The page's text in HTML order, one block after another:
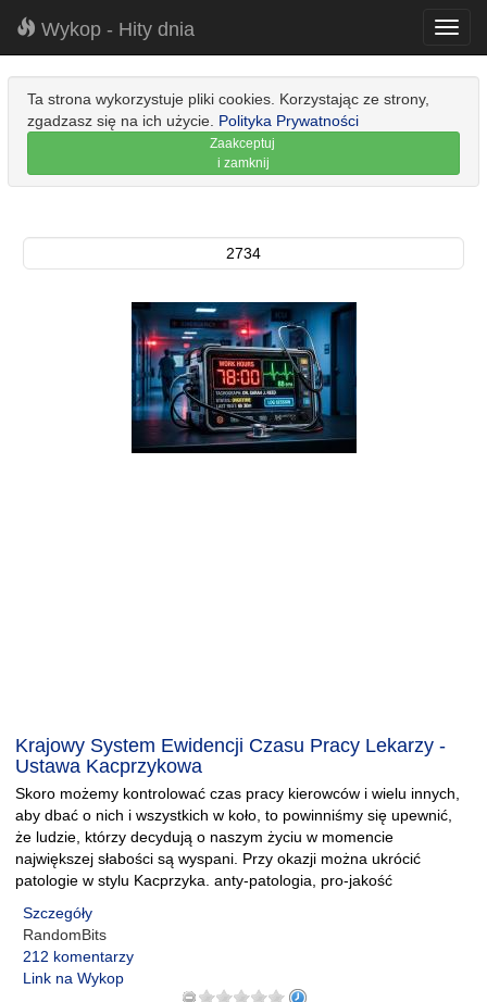
Wykop - Hity dnia
Ta strona wykorzystuje pliki cookies. Korzystając ze strony,
zgadzasz się na ich użycie. Polityka Prywatności
Zaakceptuj
i zamknij
2734
Krajowy System Ewidencji Czasu Pracy Lekarzy -
Ustawa Kacprzykowa
Skoro możemy kontrolować czas pracy kierowców i wielu innych,
aby dbać o nich i wszystkich w koło, to powinniśmy się upewnić,
że ludzie, którzy decydują o naszym życiu w momencie
największej słabości są wyspani. Przy okazji można ukrócić
patologie w stylu Kacprzyka. anty-patologia, pro-jakość
Szczegóły
RandomBits
212 komentarzy
Link na Wykop